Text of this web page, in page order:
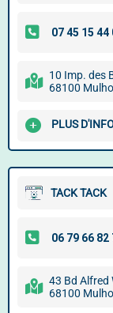
10 Imp. des
68100
PLUS
TACK TACK
43 Bd Alfred
68100